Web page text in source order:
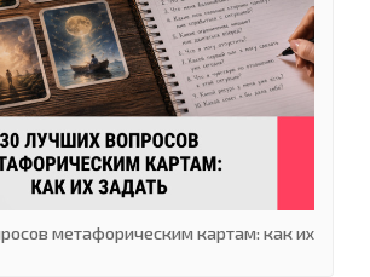
метафорическим картам: как их